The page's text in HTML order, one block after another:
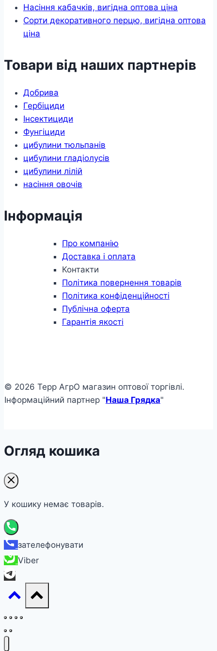
Насіння кабачків, вигідна оптова ціна
Сорти декоративного перцю, вигідна оптова
ціна
Товари від наших партнерів
Добрива
Гербіциди
Інсектициди
Фунгіциди
цибулини тюльпанів
цибулини гладіолусів
цибулини лілій
насіння овочів
Інформація
Про компанію
Доставка і оплата
Контакти
Політика повернення товарів
Політика конфіденційності
Публічна оферта
Гарантія якості
© 2026 Терр АгрО магазин оптової торгівлі.
Інформаційний партнер "Наша Грядка"
Огляд кошика
У кошику немає товарів.
зателефонувати
Viber